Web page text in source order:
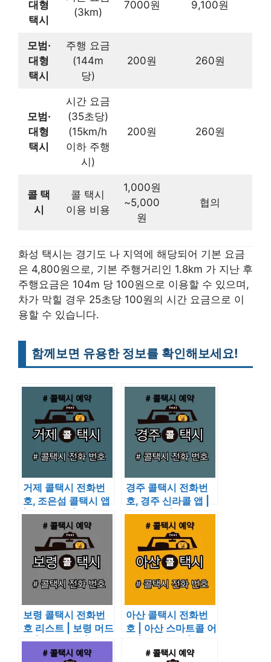
대형
택시
(3km)
7000원 9,100원
모범·
대형
택시
주행 요금
(144m
당)
200원 260원
모범·
대형
택시
시간 요금
(35초당)
(15km/h
이하 주행
시)
200원 260원
콜 택
시
콜 택시
이용 비용
1,000원
~5,000
원
협의
화성 택시는 경기도 나 지역에 해당되어 기본 요금
은 4,800원으로, 기본 주행거리인 1.8km 가 지난 후
주행요금은 104m 당 100원으로 이용할 수 있으며,
차가 막힐 경우 25초당 100원의 시간 요금으로 이
용할 수 있습니다.
함께보면 유용한 정보를 확인해보세요!
거제 콜택시 전화번
호, 조은섬 콜택시 앱
| 호출 예약 | 이용 요
금 알아보기
경주 콜택시 전화번
호, 경주 신라콜 앱 |
호출 예약 | 이용요금
알아보기
보령 콜택시 전화번
호 리스트 | 보령 머드
콜 | 호출 예약 | 이용
요금 알아보기
아산 콜택시 전화번
호 | 아산 스마트콜 어
요금 알아보기